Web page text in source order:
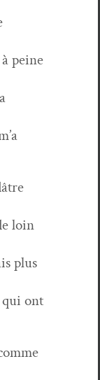
peine
loin
plus
qui ont